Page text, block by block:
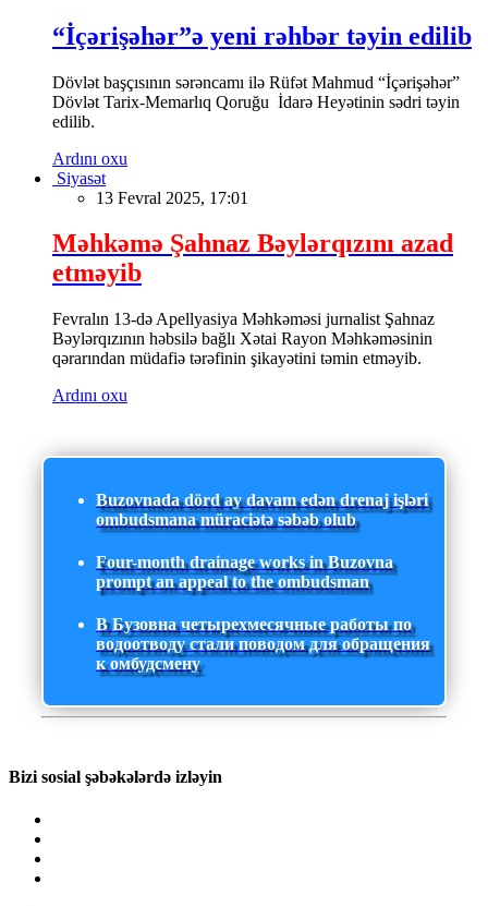
“İçərişəhər”ə yeni rəhbər təyin edilib
Dövlət başçısının sərəncamı ilə Rüfət Mahmud “İçərişəhər”
Dövlət Tarix-Memarlıq Qoruğu İdarə Heyətinin sədri təyin
edilib.
Ardını oxu
Siyasət
13 Fevral 2025, 17:01
Məhkəmə Şahnaz Bəylərqızını azad
etməyib
Fevralın 13-də Apellyasiya Məhkəməsi jurnalist Şahnaz
Bəylərqızının həbsilə bağlı Xətai Rayon Məhkəməsinin
qərarından müdafiə tərəfinin şikayətini təmin etməyib.
Ardını oxu
Buzovnada dörd ay davam edən drenaj işləri
ombudsmana müraciətə səbəb olub
Four-month drainage works in Buzovna
prompt an appeal to the ombudsman
В Бузовна четырехмесячные работы по
водоотводу стали поводом для обращения
к омбудсмену
Bizi sosial şəbəkələrdə izləyin